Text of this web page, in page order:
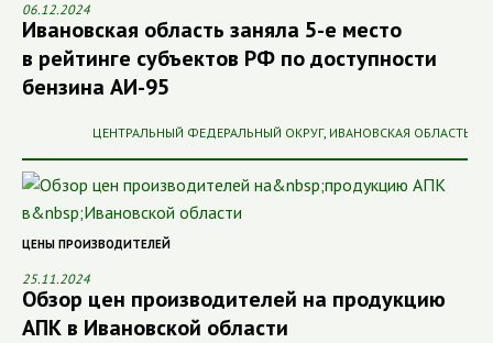
06.12.2024
Ивановская область заняла 5-е место
в рейтинге субъектов РФ по доступности
бензина АИ-95
ЦЕНТРАЛЬНЫЙ ФЕДЕРАЛЬНЫЙ ОКРУГ, ИВАНОВСКАЯ ОБЛАСТЬ
ЦЕНЫ ПРОИЗВОДИТЕЛЕЙ
25.11.2024
Обзор цен производителей на продукцию
АПК в Ивановской области